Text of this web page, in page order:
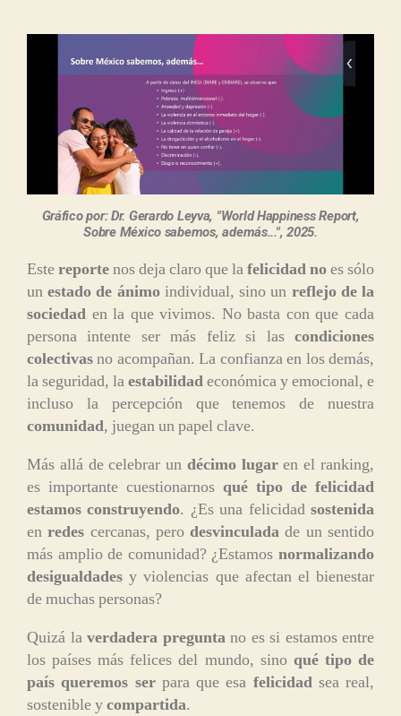
Gráfico por: Dr. Gerardo Leyva, "World Happiness Report,
Sobre México sabemos, además...", 2025.
Estereportenos deja claro que lafelicidadnoes sólo
unestado de ánimoindividual, sino un reflejo de la
sociedad en la que vivimos. No basta con que cada
persona intente ser más feliz si las condiciones
colectivasno acompañan. La confianza en los demás,
la seguridad, laestabilidadeconómica y emocional, e
incluso la percepción que tenemos de nuestra
comunidad, juegan un papel clave.
Más allá de celebrar un décimo lugaren el ranking,
es importante cuestionarnos qué tipo de felicidad
estamos construyendo. ¿Es una felicidadsostenida
enredes cercanas, perodesvinculada de un sentido
más amplio de comunidad? ¿Estamos normalizando
desigualdades y violencias que afectan el bienestar
de muchas personas?
Quizá la verdadera preguntano es si estamos entre
los países más felices del mundo, sino qué tipo de
país queremos serpara que esa felicidadsea real,
sostenible ycompartida.